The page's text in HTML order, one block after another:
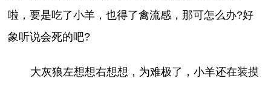
啦，要是吃了小羊，也得了禽流感，那可怎么办?好
象听说会死的吧?
大灰狼左想想右想想，为难极了，小羊还在装摸